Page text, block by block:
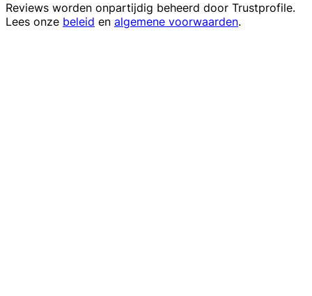
Reviews worden onpartijdig beheerd door Trustprofile.
Lees onze beleid en algemene voorwaarden.